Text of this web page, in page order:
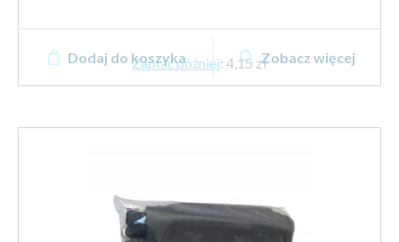
Zapłać później: 4,15 zł
Dodaj do koszyka Zobacz więcej